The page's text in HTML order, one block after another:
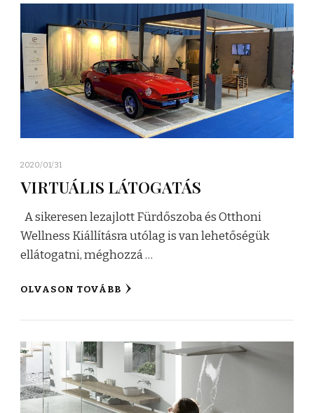
2020/01/31
VIRTUÁLIS LÁTOGATÁS
A sikeresen lezajlott Fürdőszoba és Otthoni
Wellness Kiállításra utólag is van lehetőségük
ellátogatni, méghozzá …
OLVASON TOVÁBB